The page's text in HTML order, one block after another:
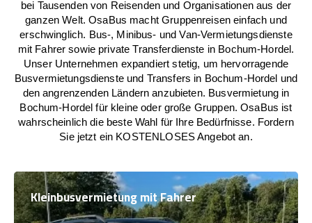
bei Tausenden von Reisenden und Organisationen aus der
ganzen Welt. OsaBus macht Gruppenreisen einfach und
erschwinglich. Bus-, Minibus- und Van-Vermietungsdienste
mit Fahrer sowie private Transferdienste in Bochum-Hordel.
Unser Unternehmen expandiert stetig, um hervorragende
Busvermietungsdienste und Transfers in Bochum-Hordel und
den angrenzenden Ländern anzubieten. Busvermietung in
Bochum-Hordel für kleine oder große Gruppen. OsaBus ist
wahrscheinlich die beste Wahl für Ihre Bedürfnisse. Fordern
Sie jetzt ein KOSTENLOSES Angebot an.
Kleinbusvermietung mit Fahrer